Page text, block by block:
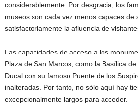
considerablemente. Por desgracia, los
museos son cada vez menos capaces de
satisfactoriamente la afluencia de
Las capacidades de acceso a los
Plaza de San Marcos, como la Basílica
Ducal con su famoso Puente de los
inalteradas. Por tanto, no sólo aquí hay
excepcionalmente largos para acceder.